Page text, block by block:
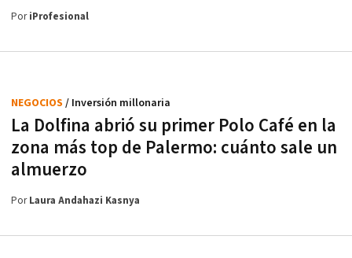
PoriProfesional
La Dolfina abrió su primer Polo Café en la
zona más top de Palermo: cuánto sale un
almuerzo
NEGOCIOS / Inversión millonaria
PorLaura Andahazi Kasnya